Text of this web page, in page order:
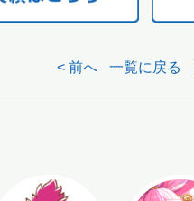
< 前へ 一覧に戻る